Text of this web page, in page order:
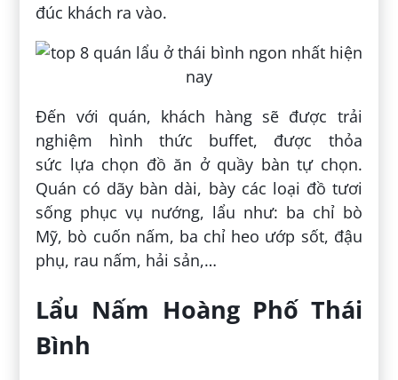
đúc khách ra vào.
Đến với quán, khách hàng sẽ được trải
nghiệm hình thức buffet, được thỏa
sức lựa chọn đồ ăn ở quầy bàn tự chọn.
Quán có dãy bàn dài, bày các loại đồ tươi
sống phục vụ nướng, lẩu như: ba chỉ bò
Mỹ, bò cuốn nấm, ba chỉ heo ướp sốt, đậu
phụ, rau nấm, hải sản,…
Lẩu Nấm Hoàng Phố Thái
Bình